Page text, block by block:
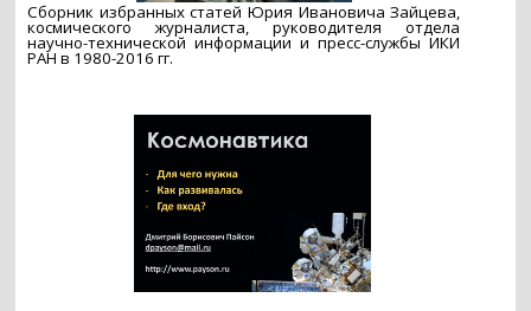
Сборник избранных статей Юрия Ивановича Зайцева,
космического журналиста, руководителя отдела
научно-технической информации и пресс-службы ИКИ
РАН в 1980-2016 гг.